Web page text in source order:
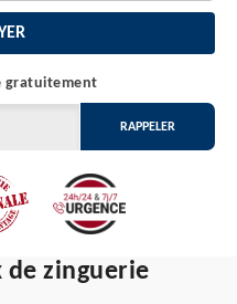
gratuitement
de zinguerie